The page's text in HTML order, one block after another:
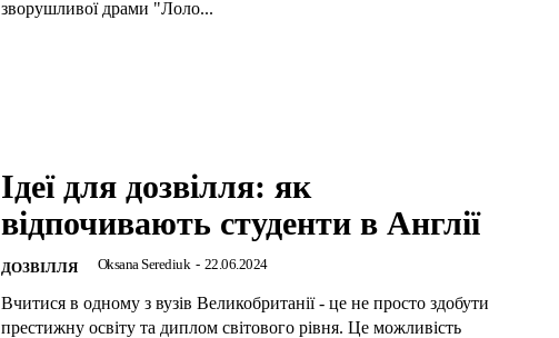
зворушливої драми "Лоло...
Ідеї для дозвілля: як
відпочивають студенти в Англії
ДОЗВІЛЛЯ Oksana Serediuk - 22.06.2024
Вчитися в одному з вузів Великобританії - це не просто здобути
престижну освіту та диплом світового рівня. Це можливість